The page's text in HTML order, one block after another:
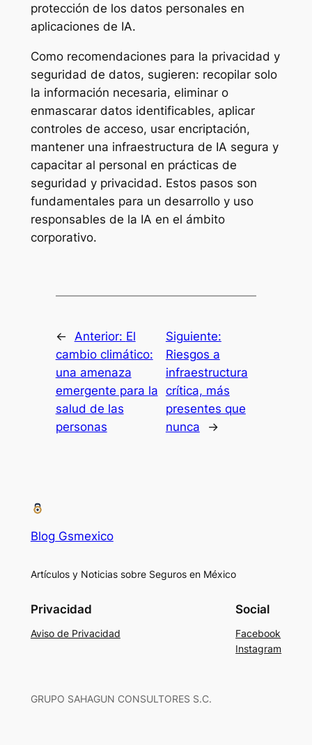
protección de los datos personales en
aplicaciones de IA.
Como recomendaciones para la privacidad y
seguridad de datos, sugieren: recopilar solo
la información necesaria, eliminar o
enmascarar datos identificables, aplicar
controles de acceso, usar encriptación,
mantener una infraestructura de IA segura y
capacitar al personal en prácticas de
seguridad y privacidad. Estos pasos son
fundamentales para un desarrollo y uso
responsables de la IA en el ámbito
corporativo.
← Anterior: El
cambio climático:
una amenaza
emergente para la
salud de las
personas
Siguiente:
Riesgos a
infraestructura
crítica, más
presentes que
nunca
→
Blog Gsmexico
Artículos y Noticias sobre Seguros en México
Privacidad
Aviso de Privacidad
Social
Facebook
Instagram
GRUPO SAHAGUN CONSULTORES S.C.